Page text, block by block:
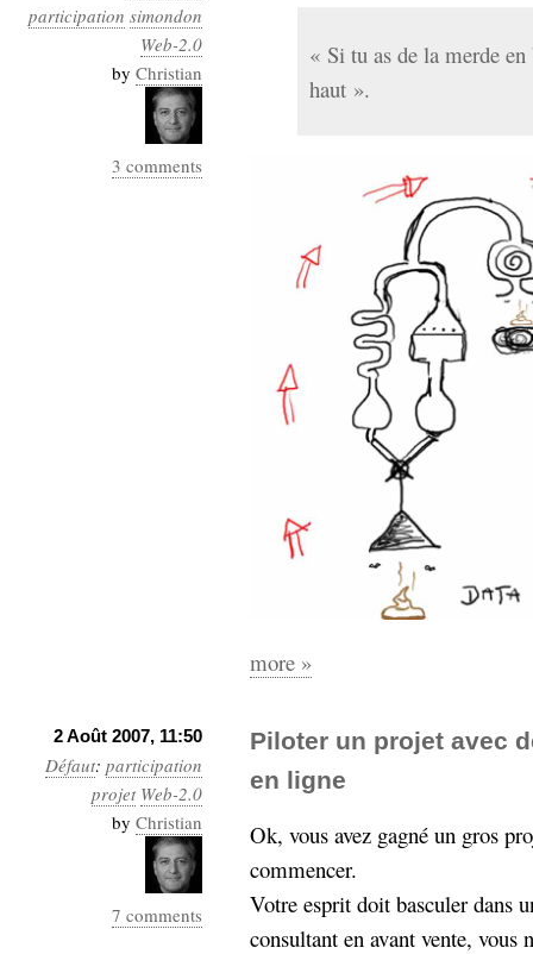
participation simondon
Web-2.0
by Christian
3 comments
« Si tu as de la merde en
haut ».
more »
2 Août 2007, 11:50
Défaut: participation
projet Web-2.0
by Christian
7 comments
Piloter un projet avec
en ligne
Ok, vous avez gagné un gros
commencer.
Votre esprit doit basculer dans
consultant en avant vente, vous